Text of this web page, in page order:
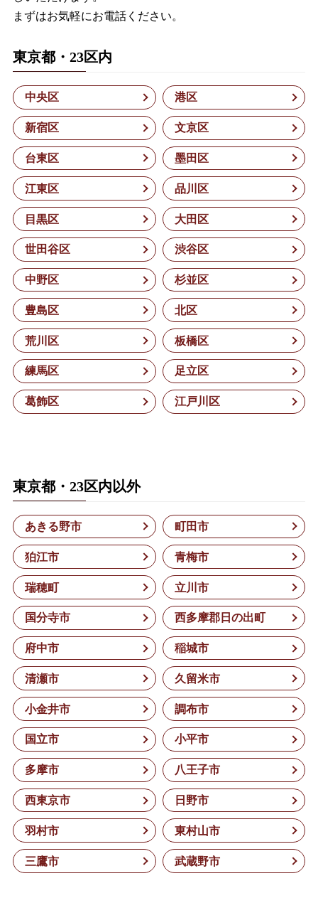
まずはお気軽にお電話ください。
東京都・23区内
中央区 港区
新宿区 文京区
台東区 墨田区
江東区 品川区
目黒区 大田区
世田谷区 渋谷区
中野区 杉並区
豊島区 北区
荒川区 板橋区
練馬区 足立区
葛飾区 江戸川区
東京都・23区内以外
あきる野市 町田市
狛江市 青梅市
瑞穂町 立川市
国分寺市 西多摩郡日の出町
府中市 稲城市
清瀬市 久留米市
小金井市 調布市
国立市 小平市
多摩市 八王子市
西東京市 日野市
羽村市 東村山市
三鷹市 武蔵野市